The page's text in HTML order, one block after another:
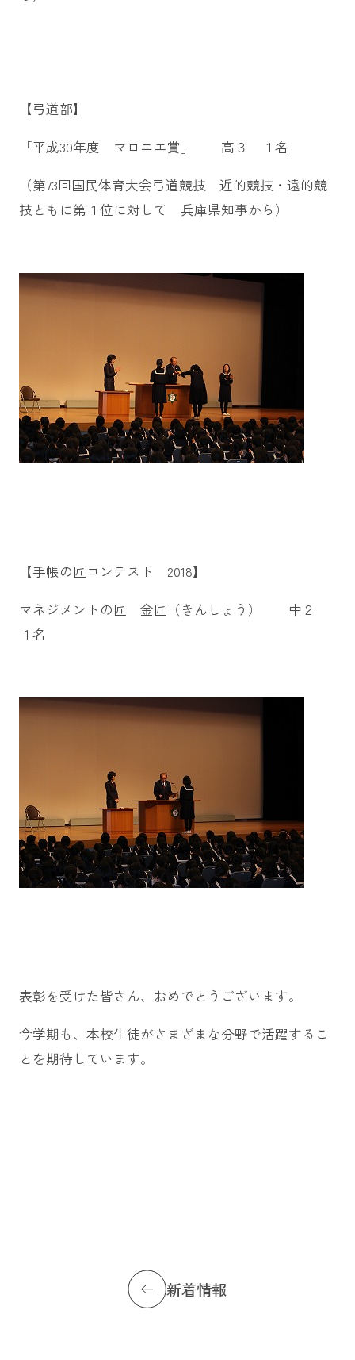
【弓道部】
「平成30年度 マロニエ賞」 高３ １名
（第73回国民体育大会弓道競技 近的競技・遠的競
技ともに第１位に対して 兵庫県知事から）
【手帳の匠コンテスト 2018】
マネジメントの匠 金匠（きんしょう） 中２
１名
表彰を受けた皆さん、おめでとうございます。
今学期も、本校生徒がさまざまな分野で活躍するこ
とを期待しています。
新着情報